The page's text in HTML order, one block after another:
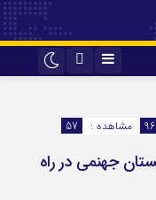
مشاهده : 57
جهنمی در راه